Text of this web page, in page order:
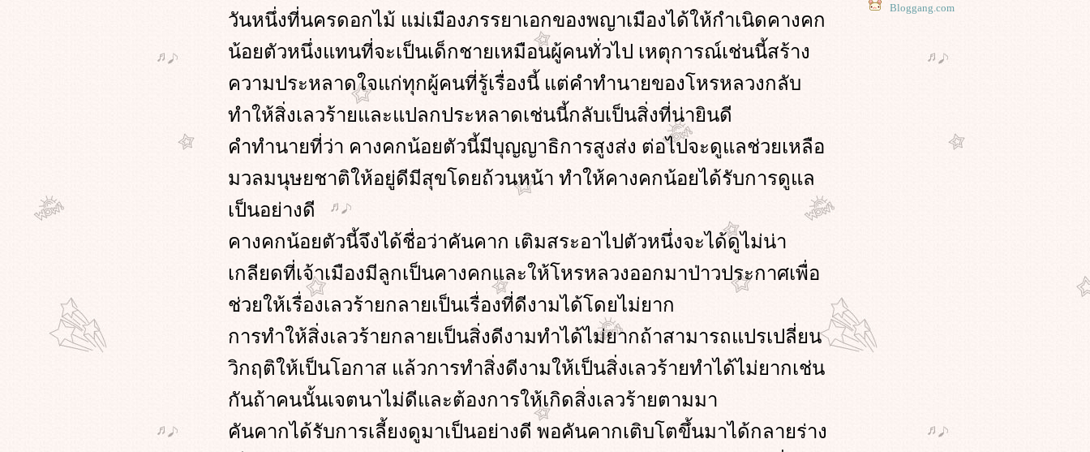
วันหนึ่งที่นครดอกไม้ แม่เมืองภรรยาเอกของพญาเมืองได้ให้กำเนิดคางคก
น้อยตัวหนึ่งแทนที่จะเป็นเด็กชายเหมือนผู้คนทั่วไป เหตุการณ์เช่นนี้สร้าง
ความประหลาดใจแก่ทุกผู้คนที่รู้เรื่องนี้ แต่คำทำนายของโหรหลวงกลับ
ทำให้สิ่งเลวร้ายและแปลกประหลาดเช่นนี้กลับเป็นสิ่งที่น่ายินดี
คำทำนายที่ว่า คางคกน้อยตัวนี้มีบุญญาธิการสูงส่ง ต่อไปจะดูแลช่วยเหลือ
มวลมนุษยชาติให้อยู่ดีมีสุขโดยถ้วนหน้า ทำให้คางคกน้อยได้รับการดูแล
เป็นอย่างดี
คางคกน้อยตัวนี้จึงได้ชื่อว่าคันคาก เติมสระอาไปตัวหนึ่งจะได้ดูไม่น่า
เกลียดที่เจ้าเมืองมีลูกเป็นคางคกและให้โหรหลวงออกมาป่าวประกาศเพื่อ
ช่วยให้เรื่องเลวร้ายกลายเป็นเรื่องที่ดีงามได้โดยไม่ยาก
การทำให้สิ่งเลวร้ายกลายเป็นสิ่งดีงามทำได้ไม่ยากถ้าสามารถแปรเปลี่ยน
วิกฤติให้เป็นโอกาส แล้วการทำสิ่งดีงามให้เป็นสิ่งเลวร้ายทำได้ไม่ยากเช่น
กันถ้าคนนั้นเจตนาไม่ดีและต้องการให้เกิดสิ่งเลวร้ายตามมา
คันคากได้รับการเลี้ยงดูมาเป็นอย่างดี พอคันคากเติบโตขึ้นมาได้กลายร่าง
Bloggang.com